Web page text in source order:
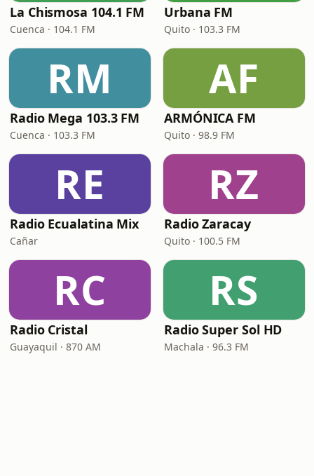
La Chismosa 104.1 FM
Cuenca · 104.1 FM
Urbana FM
Quito · 103.3 FM
RM
Radio Mega 103.3 FM
Cuenca · 103.3 FM
AF
ARMÓNICA FM
Quito · 98.9 FM
RE
Radio Ecualatina Mix
Cañar
RZ
Radio Zaracay
Quito · 100.5 FM
RC
Radio Cristal
Guayaquil · 870 AM
RS
Radio Super Sol HD
Machala · 96.3 FM